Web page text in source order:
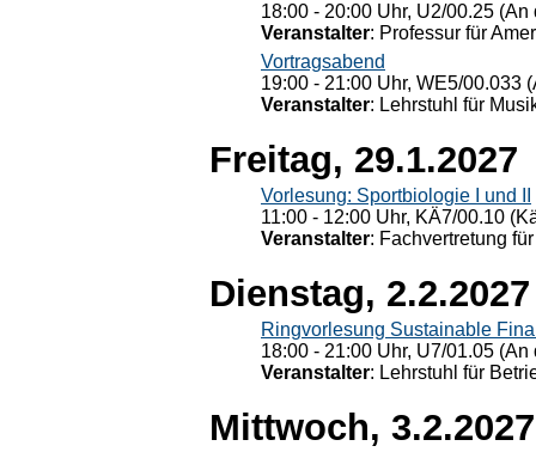
18:00 - 20:00 Uhr, U2/00.25
Veranstalter: Professur für
Vortragsabend
19:00 - 21:00 Uhr, WE5/00.033
Veranstalter: Lehrstuhl für
Freitag, 29.1.2027
Vorlesung: Sportbiologie I und II
11:00 - 12:00 Uhr, KÄ7/00.10
Veranstalter: Fachvertretung
Dienstag, 2.2.2027
Ringvorlesung Sustainable
18:00 - 21:00 Uhr, U7/01.05
Veranstalter: Lehrstuhl für
Mittwoch, 3.2.2027